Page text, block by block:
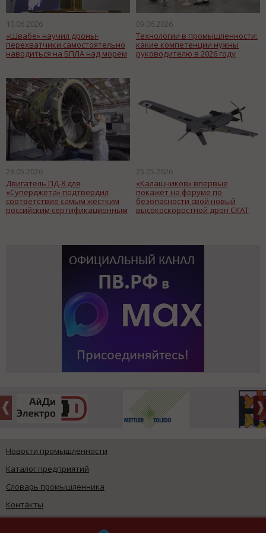
10.06.2026
«Швабе» научил дроны-
перехватчики самостоятельно
наводиться на БПЛА над морем
09.06.2026
Технологии в промышленности:
какие компетенции нужны
руководителю в 2026 году
28.05.2026
Двигатель ПД-8 для
«Суперджета» подтвердил
соответствие самым жёстким
российским сертификационным
25.05.2026
«Калашников» впервые
покажет на форуме по
безопасности свой новый
высокоскоростной дрон СКАТ
Новости промышленности
Каталог предприятий
Словарь промышленника
Контакты